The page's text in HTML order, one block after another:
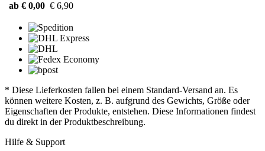
ab € 0,00 € 6,90
* Diese Lieferkosten fallen bei einem Standard-Versand an. Es
können weitere Kosten, z. B. aufgrund des Gewichts, Größe oder
Eigenschaften der Produkte, entstehen. Diese Informationen findest
du direkt in der Produktbeschreibung.
Hilfe & Support